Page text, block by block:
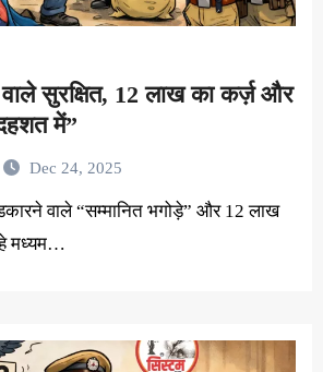
सुरक्षित, 12 लाख का कर्ज़ और
में”
Dec 24, 2025
मध्यम…